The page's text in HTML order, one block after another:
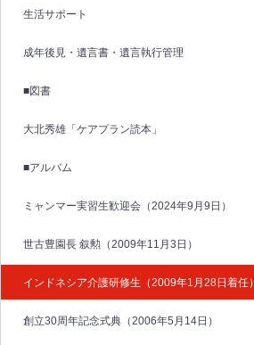
生活サポート
成年後見・遺言書・遺言執行管理
■図書
大北秀雄「ケアプラン読本」
■アルバム
ミャンマー実習生歓迎会（2024年9月9日）
世古豊園長 叙勲（2009年11月3日）
インドネシア介護研修生（2009年1月28日着任）
創立30周年記念式典（2006年5月14日）